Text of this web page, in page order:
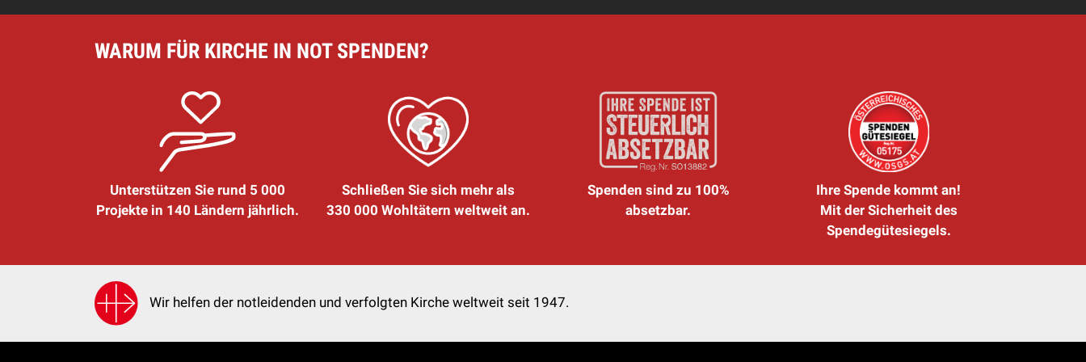
WARUM FÜR KIRCHE IN NOT SPENDEN?
Unterstützen Sie rund 5 000
Projekte in 140 Ländern jährlich.
Schließen Sie sich mehr als
330 000 Wohltätern weltweit an.
Spenden sind zu 100%
absetzbar.
Ihre Spende kommt an!
Mit der Sicherheit des
Spendegütesiegels.
Wir helfen der notleidenden und verfolgten Kirche weltweit seit 1947.